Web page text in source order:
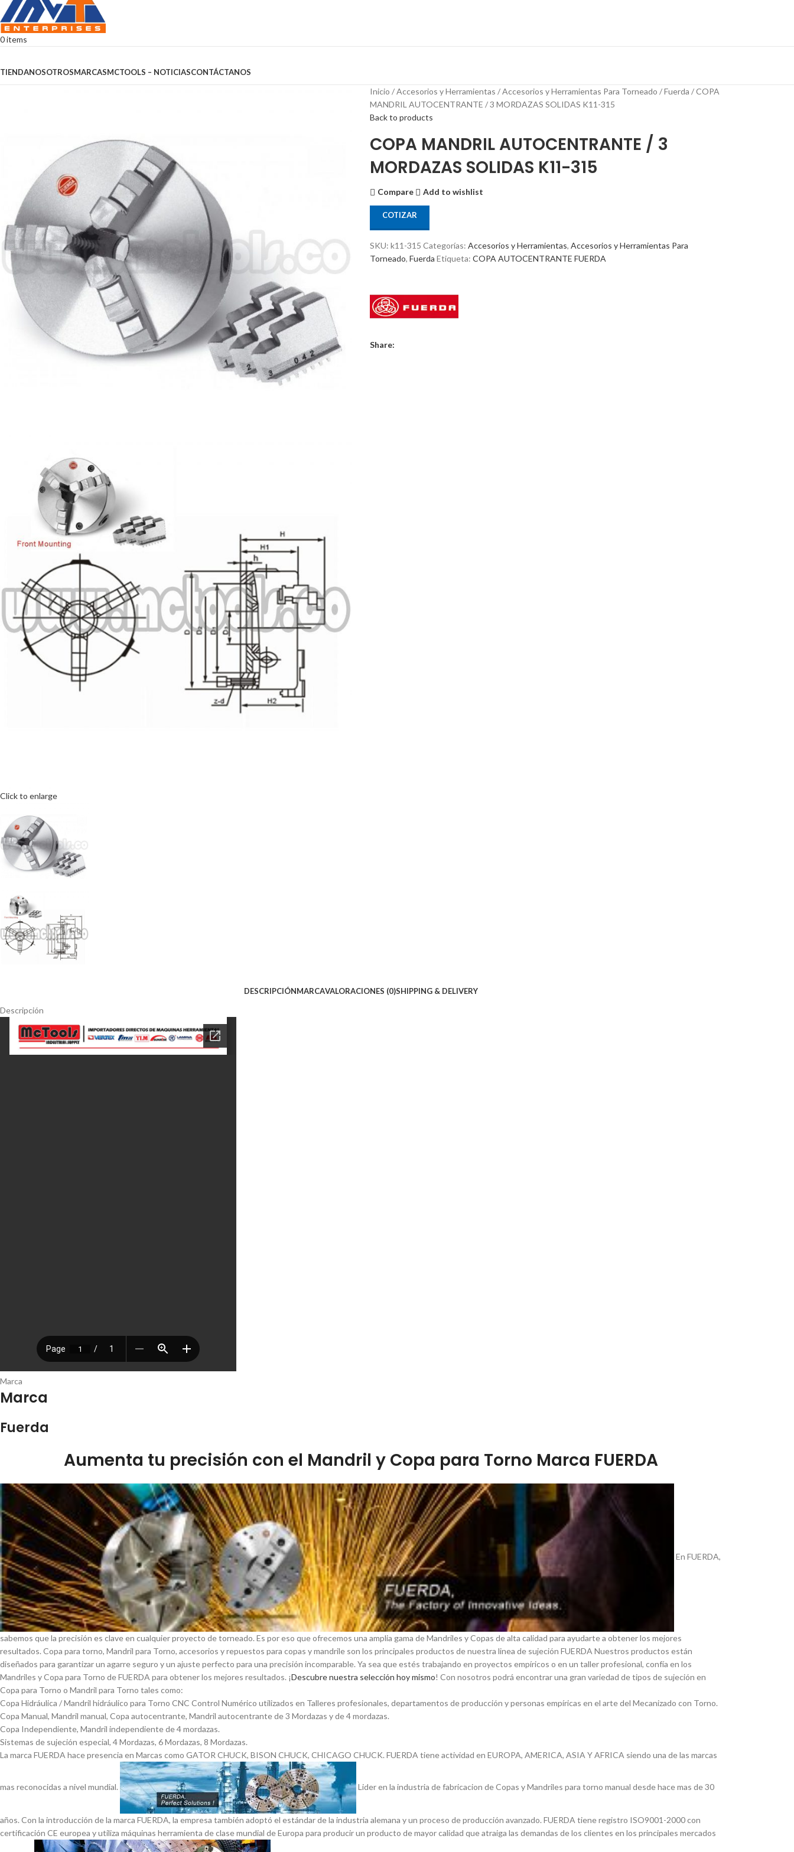
0items
TIENDANOSOTROSMARCASMCTOOLS – NOTICIASCONTÁCTANOS
Click to enlarge
Inicio Accesorios y Herramientas Accesorios y Herramientas Para Torneado Fuerda
COPA
MANDRIL AUTOCENTRANTE / 3 MORDAZAS SOLIDAS K11-315
Back to products
COPA MANDRIL AUTOCENTRANTE / 3
MORDAZAS SOLIDAS K11-315
Compare Add to wishlist
COTIZAR
SKU: k11-315 Categorías: Accesorios y Herramientas, Accesorios y Herramientas Para
Torneado, Fuerda Etiqueta: COPA AUTOCENTRANTE FUERDA
Share:
DESCRIPCIÓNMARCAVALORACIONES (0)SHIPPING & DELIVERY
Descripción
Marca
Marca
Fuerda
Aumenta tu precisión con el Mandril y Copa para Torno Marca FUERDA
En FUERDA,
sabemos que la precisión es clave en cualquier proyecto de torneado. Es por eso que ofrecemos una amplia gama de Mandriles y Copas de alta calidad para ayudarte a obtener los mejores
resultados. Copa para torno, Mandril para Torno, accesorios y repuestos para copas y mandrile son los principales productos de nuestra linea de sujeción FUERDA Nuestros productos están
diseñados para garantizar un agarre seguro y un ajuste perfecto para una precisión incomparable. Ya sea que estés trabajando en proyectos empí­ricos o en un taller profesional, confí­a en los
Mandriles y Copa para Torno de FUERDA para obtener los mejores resultados. ¡Descubre nuestra selección hoy mismo! Con nosotros podrá encontrar una gran variedad de tipos de sujeción en
Copa para Torno o Mandril para Torno tales como:
Copa Hidráulica / Mandril hidráulico para Torno CNC Control Numérico utilizados en Talleres profesionales, departamentos de producción y personas empí­ricas en el arte del Mecanizado con Torno.
Copa Manual, Mandril manual, Copa autocentrante, Mandril autocentrante de 3 Mordazas y de 4 mordazas.
Copa Independiente, Mandril independiente de 4 mordazas.
Sistemas de sujeción especial, 4 Mordazas, 6 Mordazas, 8 Mordazas.
La marca FUERDA hace presencia en Marcas como GATOR CHUCK, BISON CHUCK, CHICAGO CHUCK. FUERDA tiene actividad en EUROPA, AMERICA, ASIA Y AFRICA siendo una de las marcas
mas reconocidas a nivel mundial. Lider en la industria de fabricacion de Copas y Mandriles para torno manual desde hace mas de 30
años. Con la introducción de la marca FUERDA, la empresa también adoptó el estándar de la industria alemana y un proceso de producción avanzado. FUERDA tiene registro ISO9001-2000 con
certificación CE europea y utiliza máquinas herramienta de clase mundial de Europa para producir un producto de mayor calidad que atraiga las demandas de los clientes en los principales mercados